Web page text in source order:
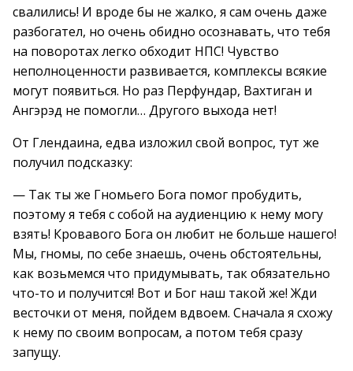
свалились! И вроде бы не жалко, я сам очень даже
разбогател, но очень обидно осознавать, что тебя
на поворотах легко обходит НПС! Чувство
неполноценности развивается, комплексы всякие
могут появиться. Но раз Перфундар, Вахтиган и
Ангэрэд не помогли… Другого выхода нет!
От Глендаина, едва изложил свой вопрос, тут же
получил подсказку:
— Так ты же Гномьего Бога помог пробудить,
поэтому я тебя с собой на аудиенцию к нему могу
взять! Кровавого Бога он любит не больше нашего!
Мы, гномы, по себе знаешь, очень обстоятельны,
как возьмемся что придумывать, так обязательно
что-то и получится! Вот и Бог наш такой же! Жди
весточки от меня, пойдем вдвоем. Сначала я схожу
к нему по своим вопросам, а потом тебя сразу
запущу.